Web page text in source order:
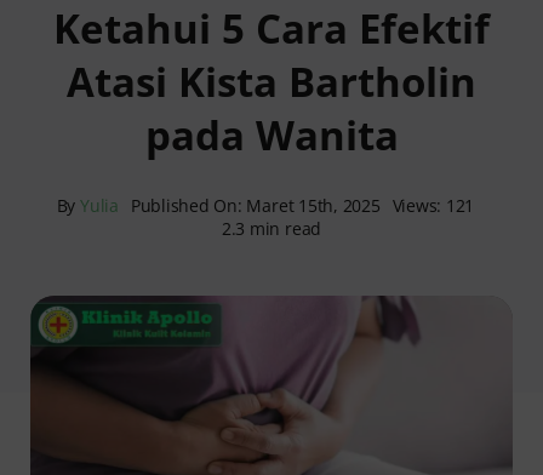
Reservasi Online
Ketahui 5 Cara Efektif
Atasi Kista Bartholin
pada Wanita
ByYulia Published On: Maret 15th, 2025 Views: 121
2.3 min read